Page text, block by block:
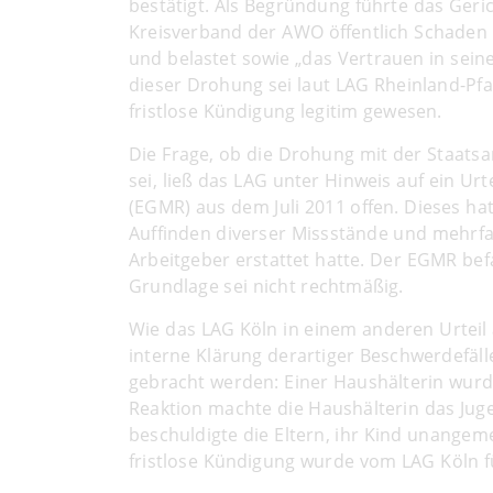
bestätigt. Als Begründung führte das
Kreisverband der AWO öffentlich
und belastet sowie „das Vertrauen in
dieser Drohung sei laut LAG Rheinland-
fristlose Kündigung legitim gewesen.
Die Frage, ob die Drohung mit der
sei, ließ das LAG unter Hinweis auf ein
(EGMR) aus dem Juli 2011 offen. Dieses
Auffinden diverser Missstände und
Arbeitgeber erstattet hatte. Der EGMR
Grundlage sei nicht rechtmäßig.
Wie das LAG Köln in einem anderen
interne Klärung derartiger
gebracht werden: Einer Haushälterin
Reaktion machte die Haushälterin das
beschuldigte die Eltern, ihr Kind
fristlose Kündigung wurde vom LAG Köln